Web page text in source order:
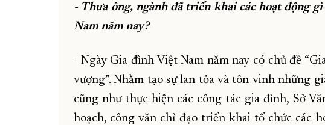
- Thưa ông, ngành đã triển khai các hoạt động
Nam năm nay?
- Ngày Gia đình Việt Nam năm nay có chủ đề
vượng”. Nhằm tạo sự lan tỏa và tôn vinh những
cũng như thực hiện các công tác gia đình, Sở
hoạch, công văn chỉ đạo triển khai tổ chức các